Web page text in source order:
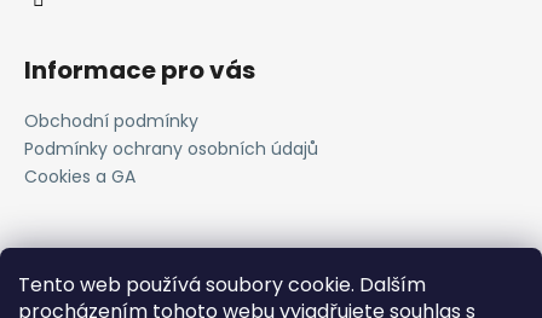
Tento web používá soubory cookie. Dalším
procházením tohoto webu vyjadřujete souhlas s
Informace pro vás
Obchodní podmínky
Podmínky ochrany osobních údajů
Cookies a GA
Novinky